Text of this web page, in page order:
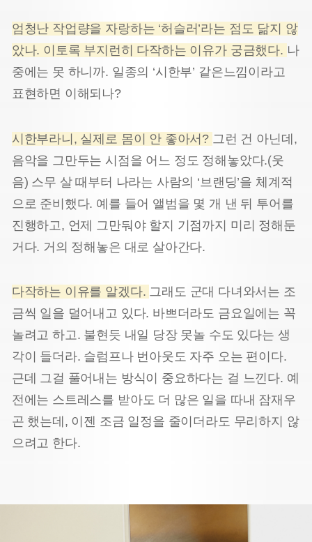
엄청난 작업량을 자랑하는 ‘허슬러’라는 점도 닮지 않
았나. 이토록 부지런히 다작하는 이유가 궁금했다. 나
중에는 못 하니까. 일종의 ‘시한부’ 같은느낌이라고
표현하면 이해되나?
시한부라니, 실제로 몸이 안 좋아서? 그런 건 아닌데,
음악을 그만두는 시점을 어느 정도 정해놓았다.(웃
음) 스무 살 때부터 나라는 사람의 ‘브랜딩’을 체계적
으로 준비했다. 예를 들어 앨범을 몇 개 낸 뒤 투어를
진행하고, 언제 그만둬야 할지 기점까지 미리 정해둔
거다. 거의 정해놓은 대로 살아간다.
다작하는 이유를 알겠다. 그래도 군대 다녀와서는 조
금씩 일을 덜어내고 있다. 바쁘더라도 금요일에는 꼭
놀려고 하고. 불현듯 내일 당장 못놀 수도 있다는 생
각이 들더라. 슬럼프나 번아웃도 자주 오는 편이다.
근데 그걸 풀어내는 방식이 중요하다는 걸 느낀다. 예
전에는 스트레스를 받아도 더 많은 일을 따내 잠재우
곤 했는데, 이젠 조금 일정을 줄이더라도 무리하지 않
으려고 한다.